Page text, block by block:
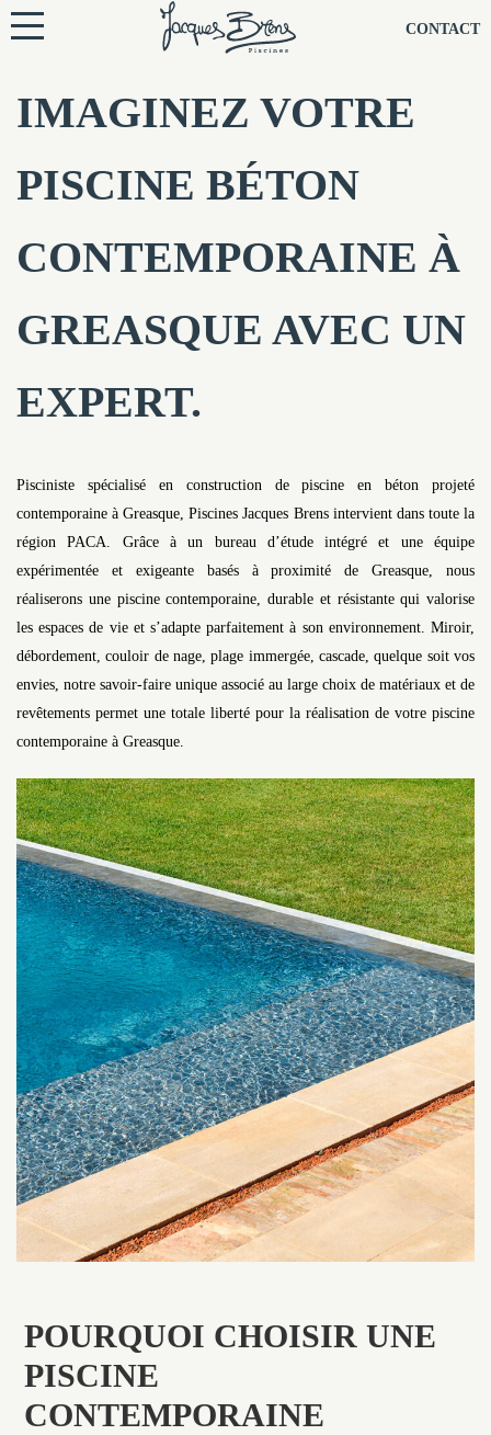
CONTACT
IMAGINEZ VOTRE
PISCINE BÉTON
CONTEMPORAINE À
GREASQUE AVEC UN
EXPERT.
Pisciniste spécialisé en construction de piscine en béton projeté
contemporaine à Greasque, Piscines Jacques Brens intervient dans toute la
région PACA. Grâce à un bureau d’étude intégré et une équipe
expérimentée et exigeante basés à proximité de Greasque, nous
réaliserons une piscine contemporaine, durable et résistante qui valorise
les espaces de vie et s’adapte parfaitement à son environnement. Miroir,
débordement, couloir de nage, plage immergée, cascade, quelque soit vos
envies, notre savoir-faire unique associé au large choix de matériaux et de
revêtements permet une totale liberté pour la réalisation de votre piscine
contemporaine à Greasque.
POURQUOI CHOISIR UNE
PISCINE
CONTEMPORAINE
NOS PISCINES
NOTRE TECHNIQUE
NOS CONSEILS
NOS AGENCES
CONTACTEZ-NOUS